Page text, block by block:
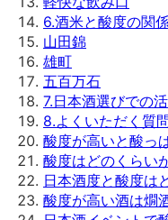
6.酒米と酸度の関
山田錦
雄町
五百万石
7.日本酒選びでの
8.よくいただく質
酸度が高いと酸っ
酸度はどのくらい
日本酒度と酸度は
酸度が高い酒は燗